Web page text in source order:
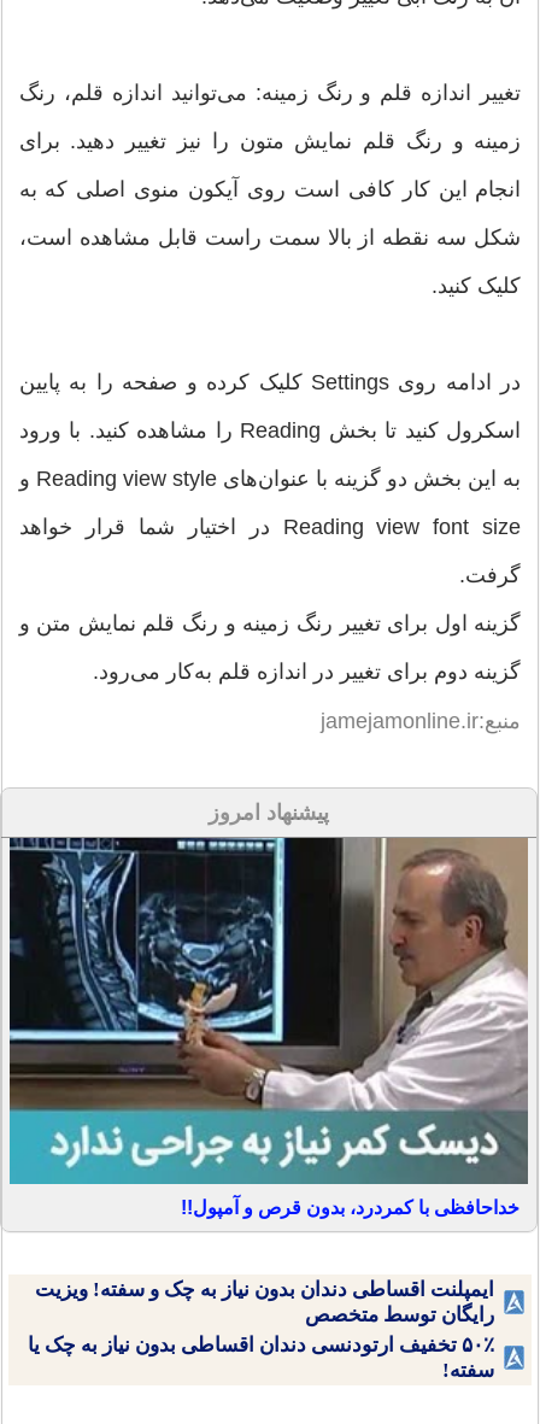
تغییر اندازه قلم و رنگ زمینه: می‌توانید اندازه قلم، رنگ
زمینه و رنگ قلم نمایش متون را نیز تغییر دهید. برای
انجام این کار کافی است روی آیکون منوی اصلی که به
شکل سه نقطه از بالا سمت راست قابل مشاهده است،
کلیک کنید.
در ادامه روی Settings کلیک کرده و صفحه را به پایین
اسکرول کنید تا بخش Reading را مشاهده کنید. با ورود
به این بخش دو گزینه با عنوان‌های Reading view style و
Reading view font size در اختیار شما قرار خواهد
گرفت.
گزینه اول برای تغییر رنگ زمینه و رنگ قلم نمایش متن و
گزینه دوم برای تغییر در اندازه قلم به‌کار می‌رود.
منبع:jamejamonline.ir
پیشنهاد امروز
خداحافظی با کمردرد، بدون قرص و آمپول!!
ایمپلنت اقساطی دندان بدون نیاز به چک و سفته! ویزیت
رایگان توسط متخصص
۵۰٪ تخفیف ارتودنسی دندان اقساطی بدون نیاز به چک یا
سفته!